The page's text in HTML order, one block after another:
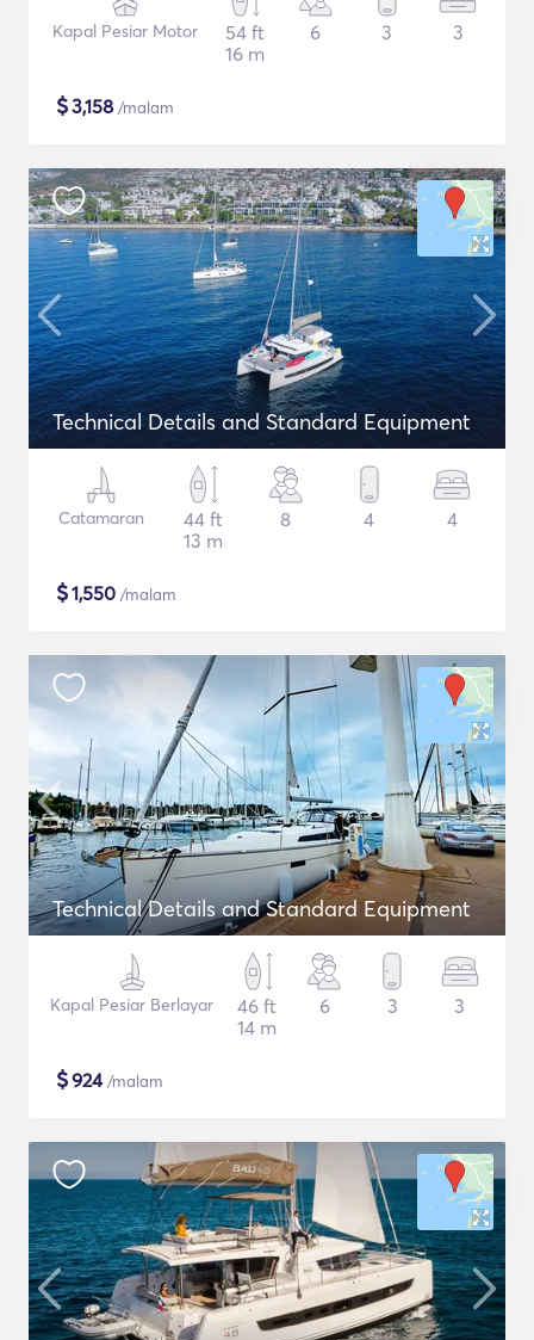
Kapal Pesiar Motor
54 ft
16 m
6 3 3
$3,158 /malam
Technical Details and Standard Equipment
Catamaran
44 ft
13 m
8 4 4
$1,550 /malam
Technical Details and Standard Equipment
Kapal Pesiar Berlayar
46 ft
14 m
6 3 3
$924/malam